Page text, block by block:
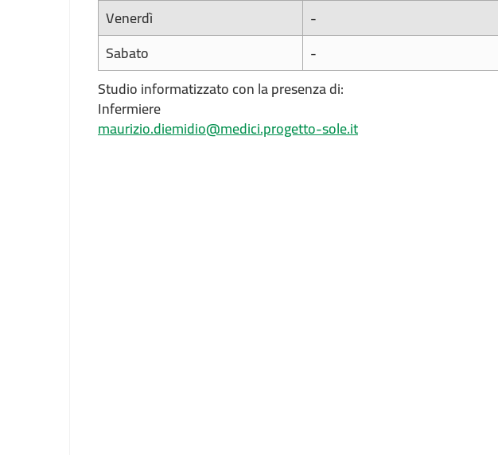
Venerdì
-
Sabato
-
Studio informatizzato con la presenza di:
Infermiere
maurizio.diemidio@medici.progetto-sole.it